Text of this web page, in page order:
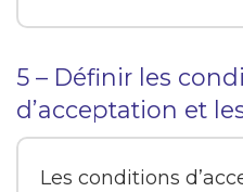
5 – Définir les
d’acceptation et
Les conditions